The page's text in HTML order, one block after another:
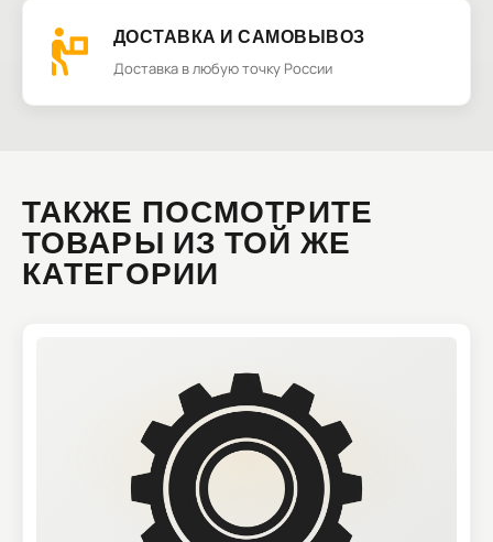
ДОСТАВКА И САМОВЫВОЗ
Доставка в любую точку России
ТАКЖЕ ПОСМОТРИТЕ
ТОВАРЫ ИЗ ТОЙ ЖЕ
КАТЕГОРИИ